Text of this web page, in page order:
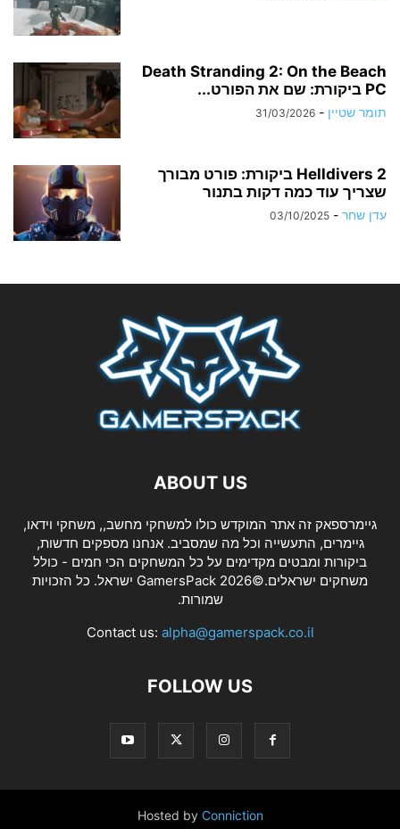
Death Stranding 2: On the Beach
PC ביקורת: שם את הפורט...
תומר שטיין -
31/03/2026
Helldivers 2 ביקורת: פורט מבורך
שצריך עוד כמה דקות בתנור
עדן שחר -
03/10/2025
ABOUT US
גיימרספאק זה אתר המוקדש כולו למשחקי מחשב,, משחקי וידאו,
גיימרים, התעשייה וכל מה שמסביב. אנחנו מספקים חדשות,
ביקורות ומבטים מקדימים על כל המשחקים הכי חמים - כולל
משחקים ישראלים.©2026 GamersPack ישראל. כל הזכויות
שמורות.
Contact us: alpha@gamerspack.co.il
FOLLOW US
Hosted by Conniction